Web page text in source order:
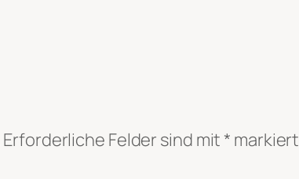
Erforderliche Felder sind mit * markiert